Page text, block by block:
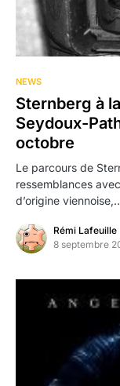
NEWS
Sternberg à
Seydoux-
octobre
Le parcours de
ressemblances
d’origine
Rémi Lafeuille
8 septembre